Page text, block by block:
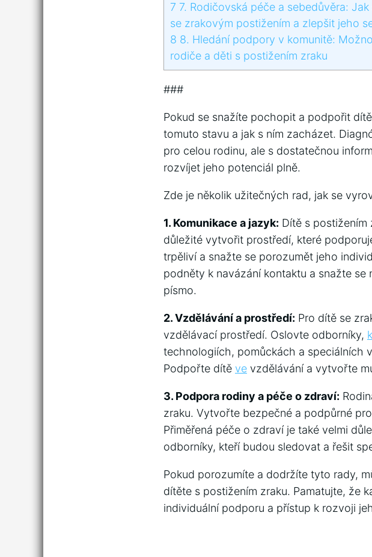
7 7. Rodičovská péče a sebedůvěra:
se zrakovým postižením a ‌zlepšit jeho
8 8. ⁤Hledání podpory v‍ komunitě:
rodiče a děti⁢ s postižením⁤ zraku
###
Pokud se ‌snažíte pochopit a podpořit
tomuto stavu a jak s ním zacházet.
⁢pro celou ‍rodinu, ale s dostatečnou
rozvíjet ⁣jeho⁤ potenciál plně.
Zde je několik užitečných⁤ rad, jak⁤ se
1. Komunikace a jazyk: Dítě s postižením
důležité vytvořit prostředí, které
trpěliví​ a⁢ snažte ⁢se porozumět​ jeho
‍podněty ⁢k navázání kontaktu a snažte
písmo.
2. Vzdělávání ​a prostředí: Pro​ dítě se
vzdělávací prostředí. ‍Oslovte ⁢odborníky,
technologiích, pomůckách ​a speciálních
Podpořte dítě ve vzdělávání a vytvořte
3.⁤ Podpora rodiny a péče o zdraví:
zraku. Vytvořte bezpečné a podpůrné
Přiměřená péče o zdraví je‌ také velmi
odborníky, kteří budou sledovat a řešit
Pokud porozumíte a dodržíte tyto rady,
dítěte s postižením zraku. Pamatujte, že
individuální podporu a přístup k‍ rozvoji